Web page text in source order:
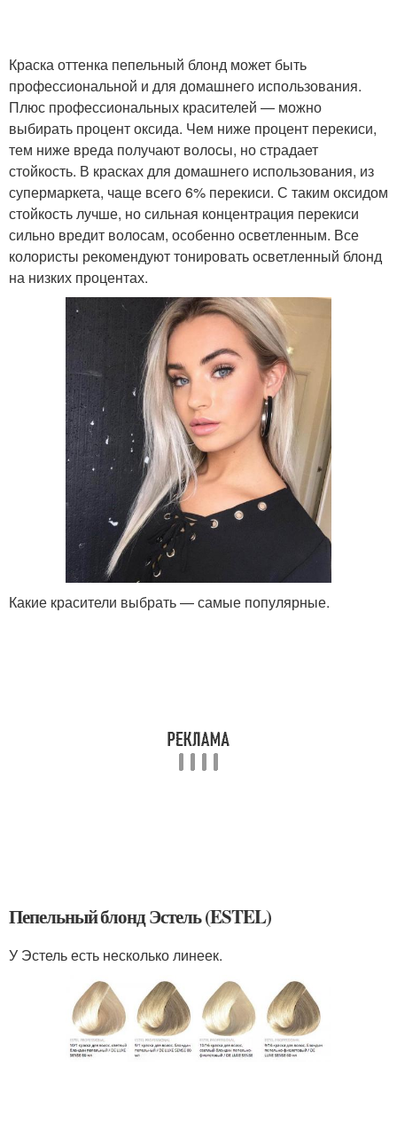
Краска оттенка пепельный блонд может быть
профессиональной и для домашнего использования.
Плюс профессиональных красителей — можно
выбирать процент оксида. Чем ниже процент перекиси,
тем ниже вреда получают волосы, но страдает
стойкость. В красках для домашнего использования, из
супермаркета, чаще всего 6% перекиси. С таким оксидом
стойкость лучше, но сильная концентрация перекиси
сильно вредит волосам, особенно осветленным. Все
колористы рекомендуют тонировать осветленный блонд
на низких процентах.
Какие красители выбрать — самые популярные.
Пепельный блонд Эстель (ESTEL)
У Эстель есть несколько линеек.